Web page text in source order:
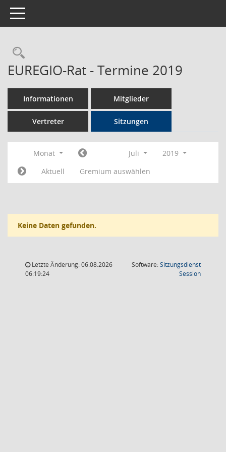
Toggle navigation
Rechercheauswahl
EUREGIO-Rat - Termine 2019
Informationen Mitglieder
Vertreter Sitzungen
Monat Juli
2019
Aktuell
Gremium auswählen
Keine Daten gefunden.
Letzte Änderung: 06.08.2026
06:19:24
Software:Sitzungsdienst
Session(Wird in